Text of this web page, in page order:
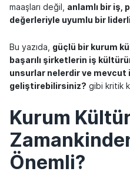
maaşları değil, anlamlı bir iş,
değerleriyle uyumlu bir
Bu yazıda, güçlü bir kurum
başarılı şirketlerin iş
unsurlar nelerdir ve mevcut
geliştirebilirsiniz? gibi kritik
Kurum
Önemli?